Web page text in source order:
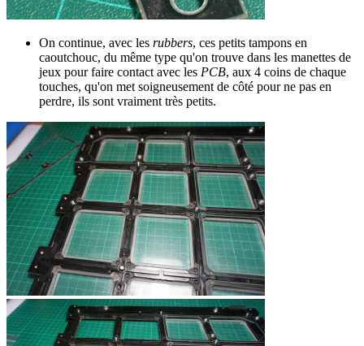
On continue, avec les rubbers, ces petits tampons en
caoutchouc, du même type qu'on trouve dans les manettes de
jeux pour faire contact avec les PCB, aux 4 coins de chaque
touches, qu'on met soigneusement de côté pour ne pas en
perdre, ils sont vraiment très petits.